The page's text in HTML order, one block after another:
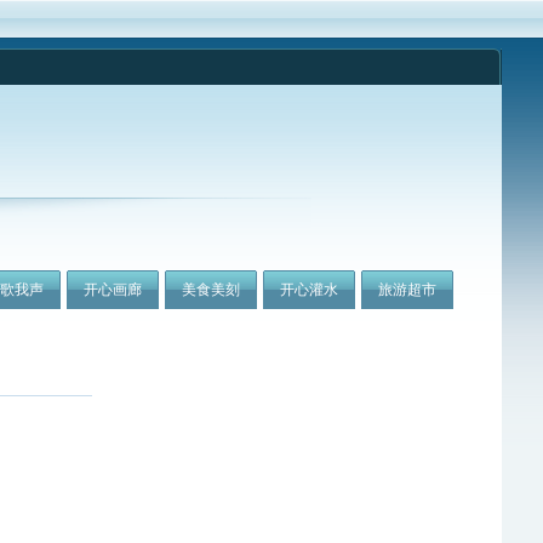
我声 开心画廊 美食美刻 开心灌水 旅游超市